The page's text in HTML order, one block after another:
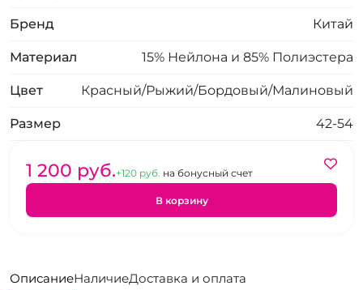
Бренд Китай
Материал 15% Нейлона и 85% Полиэстера
Цвет Красный/Рыжий/Бордовый/Малиновый
Размер 42-54
1 200 pуб.+120 pуб. на бонусный счет
В корзину
ОписаниеНаличиеДоставка и оплата